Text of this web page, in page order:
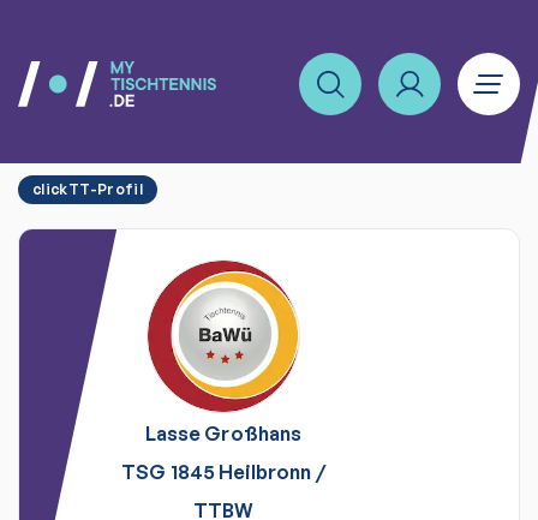
clickTT-Profil
Lasse Großhans
TSG 1845 Heilbronn /
TTBW